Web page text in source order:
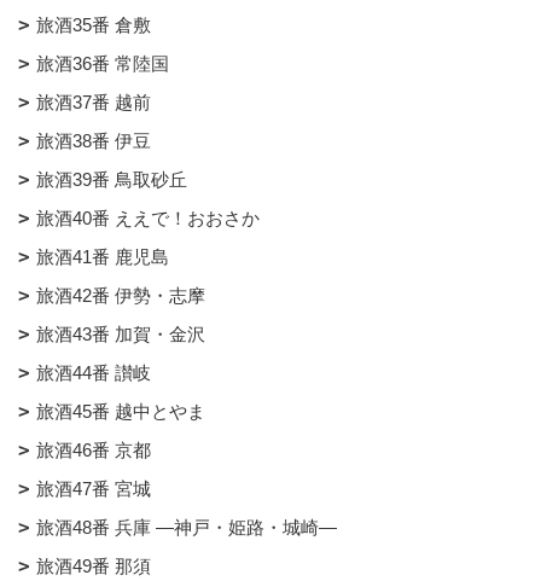
旅酒35番 倉敷
旅酒36番 常陸国
旅酒37番 越前
旅酒38番 伊豆
旅酒39番 鳥取砂丘
旅酒40番 ええで！おおさか
旅酒41番 鹿児島
旅酒42番 伊勢・志摩
旅酒43番 加賀・金沢
旅酒44番 讃岐
旅酒45番 越中とやま
旅酒46番 京都
旅酒47番 宮城
旅酒48番 兵庫 ―神戸・姫路・城崎―
旅酒49番 那須